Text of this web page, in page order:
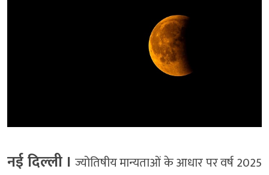
नई दिल्‍ली । ज्योतिषीय मान्यताओं के आधार पर वर्ष 2025